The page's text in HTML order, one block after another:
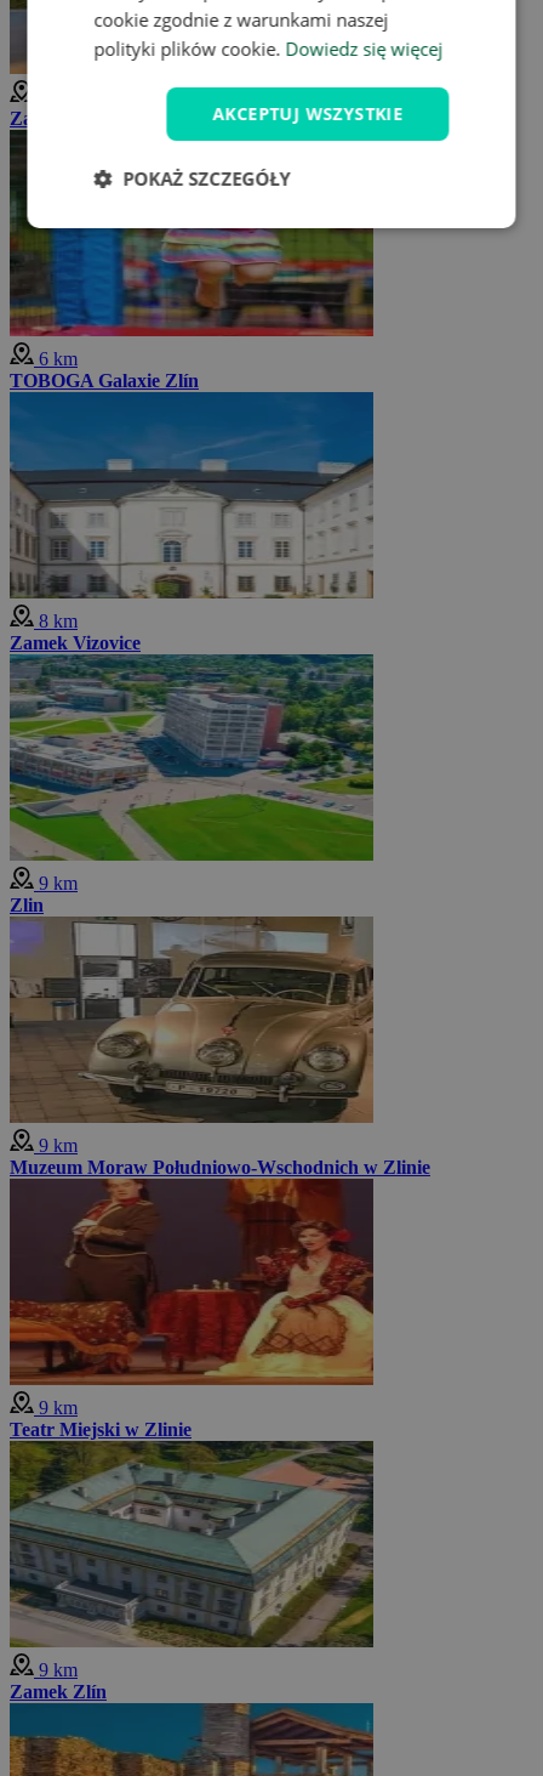
Zamek Lešná
6 km
TOBOGA Galaxie Zlín
8 km
Zamek Vizovice
9 km
Zlin
9 km
Muzeum Moraw Południowo-Wschodnich w Zlinie
9 km
Teatr Miejski w Zlinie
9 km
Zamek Zlín
cookie zgodnie z warunkami naszej
polityki plików cookie. Dowiedz się więcej
AKCEPTUJ WSZYSTKIE
POKAŻ SZCZEGÓŁY